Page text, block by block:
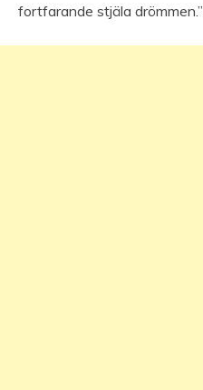
fortfarande stjäla drömmen.”